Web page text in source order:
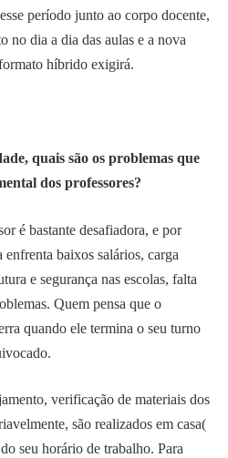
período junto ao corpo docente,
no dia a dia das aulas e a nova
híbrido exigirá.
quais são os problemas que
dos professores?
é bastante desafiadora, e por
baixos salários, carga
e segurança nas escolas, falta
Quem pensa que o
quando ele termina o seu turno
verificação de materiais dos
são realizados em casa(
seu horário de trabalho. Para